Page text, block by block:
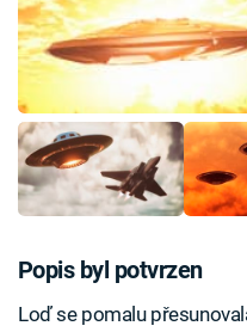
Popis byl potvrzen
Loď se pomalu